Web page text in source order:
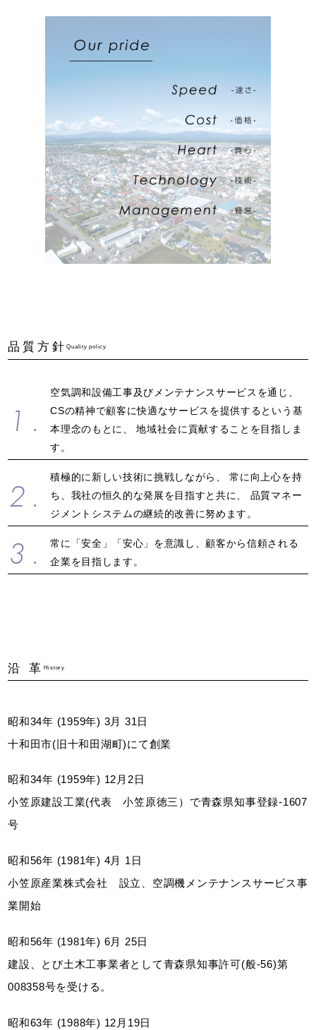
品質方針Quality policy
1.
空気調和設備工事及びメンテナンスサービスを通じ、
CSの精神で顧客に快適なサービスを提供するという基
本理念のもとに、 地域社会に貢献することを目指しま
す。
2.
積極的に新しい技術に挑戦しながら、 常に向上心を持
ち、我社の恒久的な発展を目指すと共に、 品質マネー
ジメントシステムの継続的改善に努めます。
3.
常に「安全」「安心」を意識し、顧客から信頼される
企業を目指します。
沿 革 History
昭和34年 (1959年) 3月 31日
十和田市(旧十和田湖町)にて創業
昭和34年 (1959年) 12月2日
⼩笠原建設⼯業(代表 ⼩笠原徳三）で⻘森県知事登録-1607
号
昭和56年 (1981年) 4月 1日
⼩笠原産業株式会社 設立、空調機メンテナンスサービス事
業開始
昭和56年 (1981年) 6月 25日
建設、とび⼟木⼯事業者として⻘森県知事許可(般-56)第
008358号を受ける。
昭和63年 (1988年) 12月19日